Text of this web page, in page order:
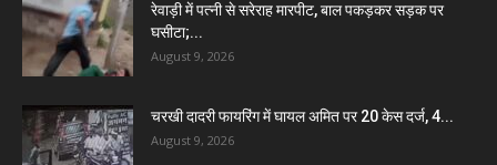
रेवाड़ी में पत्नी से सरेराह मारपीट, बाल पकड़कर सड़क पर
घसीटा;...
August 9, 2026
चरखी दादरी फायरिंग में घायल अमित पर 20 केस दर्ज, 4...
August 9, 2026